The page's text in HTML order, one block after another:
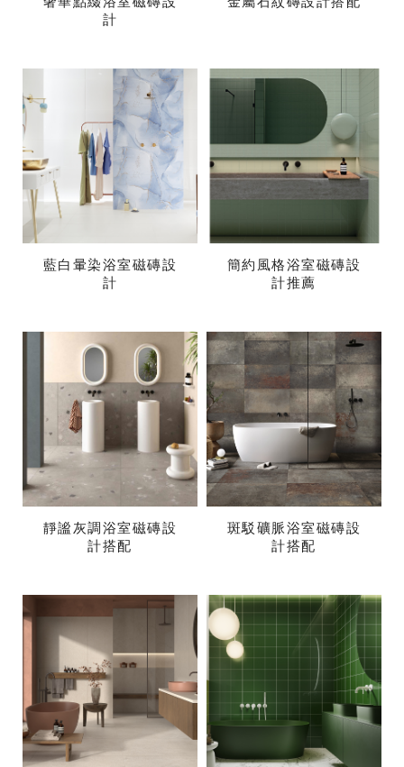
計
藍白暈染浴室磁磚設
計
簡約風格浴室磁磚設
計推薦
靜謐灰調浴室磁磚設
計搭配
斑駁礦脈浴室磁磚設
計搭配